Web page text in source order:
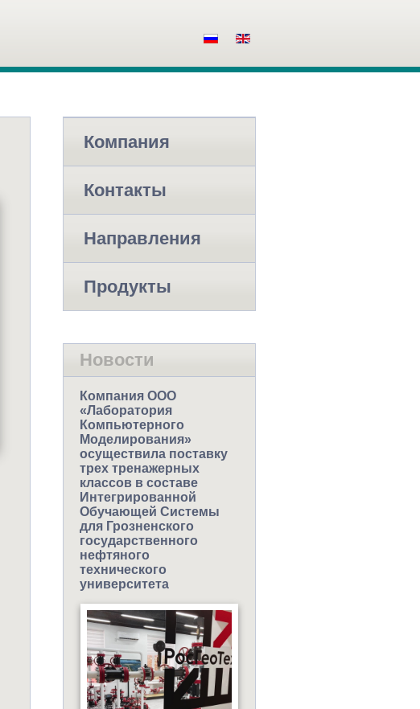
Компания
Контакты
Направления
Продукты
Новости
Компания ООО
«Лаборатория
Компьютерного
Моделирования»
осуществила поставку
трех тренажерных
классов в составе
Интегрированной
Обучающей Системы
для Грозненского
государственного
нефтяного
технического
университета